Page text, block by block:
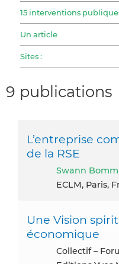
15 interventions
Un article
Sites :
9 publications
L’entreprise
de la RSE
Swann
ECLM, Paris,
Une Vision
économique
Collectif – Forum de l’Université Rimay,